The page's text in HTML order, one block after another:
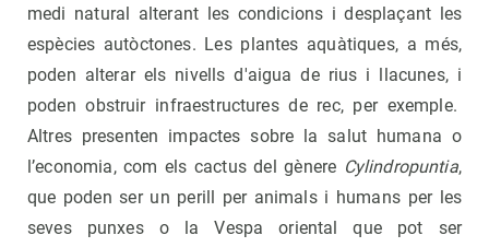
medi natural alterant les condicions i desplaçant les
espècies autòctones. Les plantes aquàtiques, a més,
poden alterar els nivells d'aigua de rius i llacunes, i
poden obstruir infraestructures de rec, per exemple.
Altres presenten impactes sobre la salut humana o
l’economia, com els cactus del gènere Cylindropuntia,
que poden ser un perill per animals i humans per les
seves punxes o la Vespa oriental que pot ser